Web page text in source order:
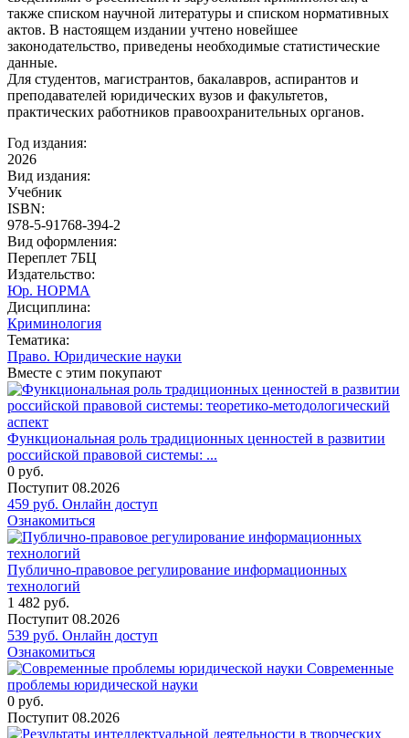
также списком научной литературы и списком нормативных
актов. В настоящем издании учтено новейшее
законодательство, приведены необходимые статистические
данные.
Для студентов, магистрантов, бакалавров, аспирантов и
преподавателей юридических вузов и факультетов,
практических работников правоохранительных органов.
Год издания:
2026
Вид издания:
Учебник
ISBN:
978-5-91768-394-2
Вид оформления:
Переплет 7БЦ
Издательство:
Юр. НОРМА
Дисциплина:
Криминология
Тематика:
Право. Юридические науки
Вместе с этим покупают
Функциональная роль традиционных ценностей в развитии
российской правовой системы: ...
0 руб.
Поступит 08.2026
459 руб. Онлайн доступ
Ознакомиться
Публично-правовое регулирование информационных
технологий
1 482 руб.
Поступит 08.2026
539 руб. Онлайн доступ
Ознакомиться
Современные
проблемы юридической науки
0 руб.
Поступит 08.2026